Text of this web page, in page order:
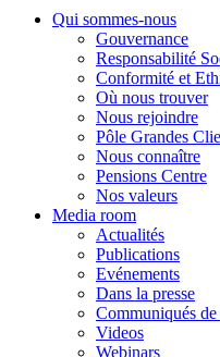
Qui sommes-nous
Gouvernance
Responsabilité
Conformité et
Où nous trouver
Nous rejoindre
Pôle Grandes
Nous connaître
Pensions Centre
Nos valeurs
Media room
Actualités
Publications
Evénements
Dans la presse
Communiqués de
Videos
Webinars